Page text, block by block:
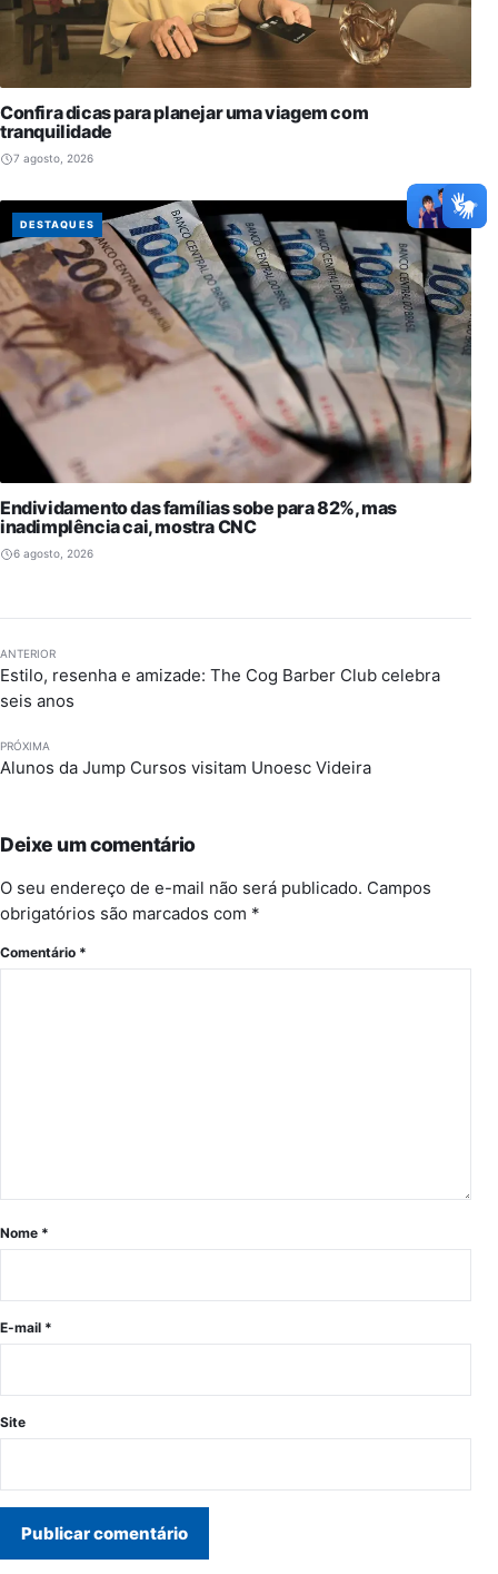
Confira dicas para planejar uma viagem com
tranquilidade
7 agosto, 2026
DESTAQUES
Endividamento das famílias sobe para 82%, mas
inadimplência cai, mostra CNC
6 agosto, 2026
ANTERIOR
Estilo, resenha e amizade: The Cog Barber Club celebra
seis anos
PRÓXIMA
Alunos da Jump Cursos visitam Unoesc Videira
Deixe um comentário
O seu endereço de e-mail não será publicado. Campos
obrigatórios são marcados com *
Comentário *
Nome *
E-mail *
Site